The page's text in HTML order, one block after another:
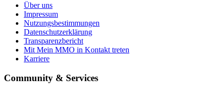
Über uns
Impressum
Nutzungsbestimmungen
Datenschutzerklärung
Transparenzbericht
Mit Mein MMO in Kontakt treten
Karriere
Community & Services